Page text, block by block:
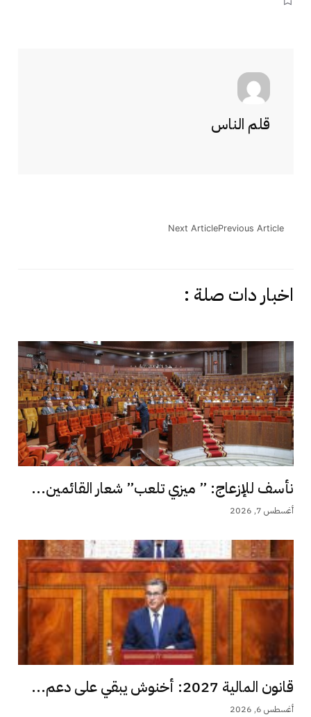
قلم الناس
Previous Article
Next Article
اخبار دات صلة :
نأسف للإزعاج: ” ميزي تلعب” شعار القائمين...
أغسطس 7, 2026
قانون المالية 2027: أخنوش يبقي على دعم...
أغسطس 6, 2026